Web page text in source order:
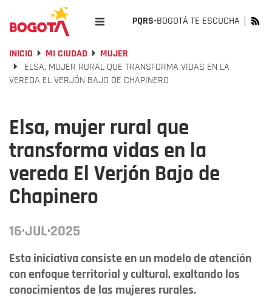
PQRS-BOGOTÁ TE ESCUCHA
INICIO MI CIUDAD
MUJER
ELSA, MUJER RURAL QUE TRANSFORMA VIDAS EN LA
VEREDA EL VERJÓN BAJO DE CHAPINERO
Elsa, mujer rural que
transforma vidas en la
vereda El Verjón Bajo de
Chapinero
16·JUL·2025
Esta iniciativa consiste en un modelo de atención
con enfoque territorial y cultural, exaltando los
conocimientos de las mujeres rurales.